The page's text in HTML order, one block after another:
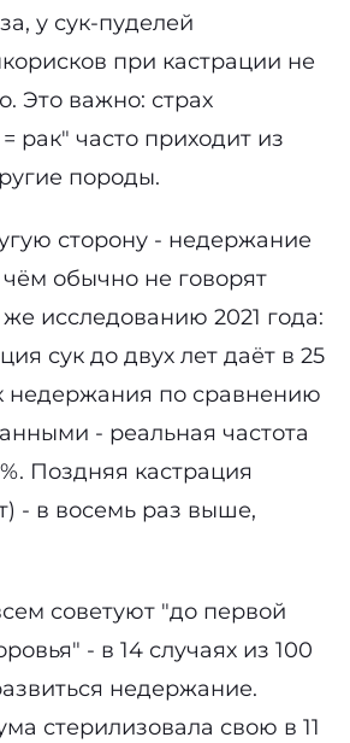
у сук-пуделей
при кастрации не
Это важно: страх
рак" часто приходит из
породы.
сторону - недержание
чём обычно не говорят
исследованию 2021 года:
сук до двух лет даёт в 25
недержания по сравнению
- реальная частота
Поздняя кастрация
- в восемь раз выше,
советуют "до первой
- в 14 случаях из 100
недержание.
стерилизовала свою в 11